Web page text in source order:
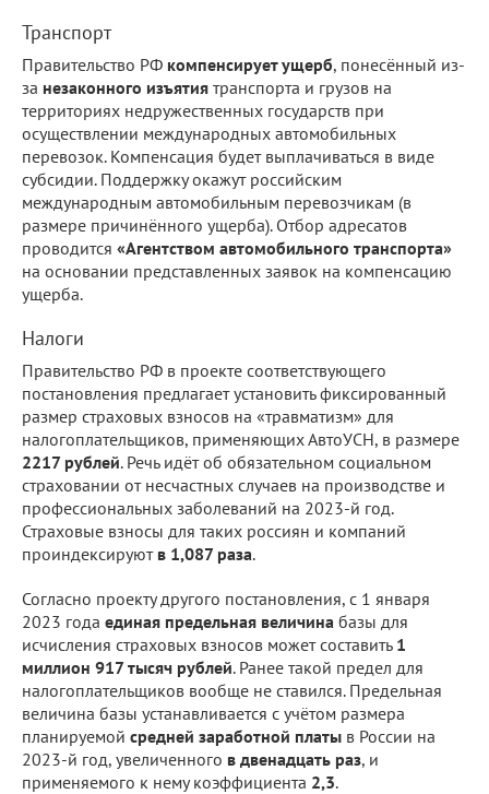
Транспорт
Правительство РФ компенсирует ущерб, понесённый из-
за незаконного изъятия транспорта и грузов на
территориях недружественных государств при
осуществлении международных автомобильных
перевозок. Компенсация будет выплачиваться в виде
субсидии. Поддержку окажут российским
международным автомобильным перевозчикам (в
размере причинённого ущерба). Отбор адресатов
проводится «Агентством автомобильного транспорта»
на основании представленных заявок на компенсацию
ущерба.
Налоги
Правительство РФ в проекте соответствующего
постановления предлагает установить фиксированный
размер страховых взносов на «травматизм» для
налогоплательщиков, применяющих АвтоУСН, в размере
2217 рублей. Речь идёт об обязательном социальном
страховании от несчастных случаев на производстве и
профессиональных заболеваний на 2023-й год.
Страховые взносы для таких россиян и компаний
проиндексируют в 1,087 раза.
Согласно проекту другого постановления, с 1 января
2023 года единая предельная величина базы для
исчисления страховых взносов может составить 1
миллион 917 тысяч рублей. Ранее такой предел для
налогоплательщиков вообще не ставился. Предельная
величина базы устанавливается с учётом размера
планируемой средней заработной платы в России на
2023-й год, увеличенного в двенадцать раз, и
применяемого к нему коэффициента 2,3.